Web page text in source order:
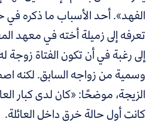
الفهد». أحد الأسباب ما ذكره في
تعرفه إلى زميلة أخته في معهد
إلى رغبة في أن تكون الفتاة زوجة
وسمية من زواجه السابق.لكنه
الزيجة، موضحًا: «كان لدى كبار
كانت أول حالة خرق داخل العائلة.